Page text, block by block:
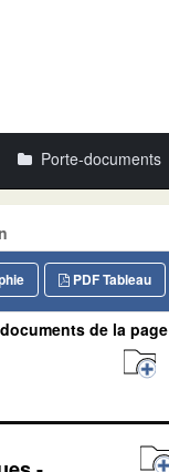
Porte-documents
PDF Tableau
de la page